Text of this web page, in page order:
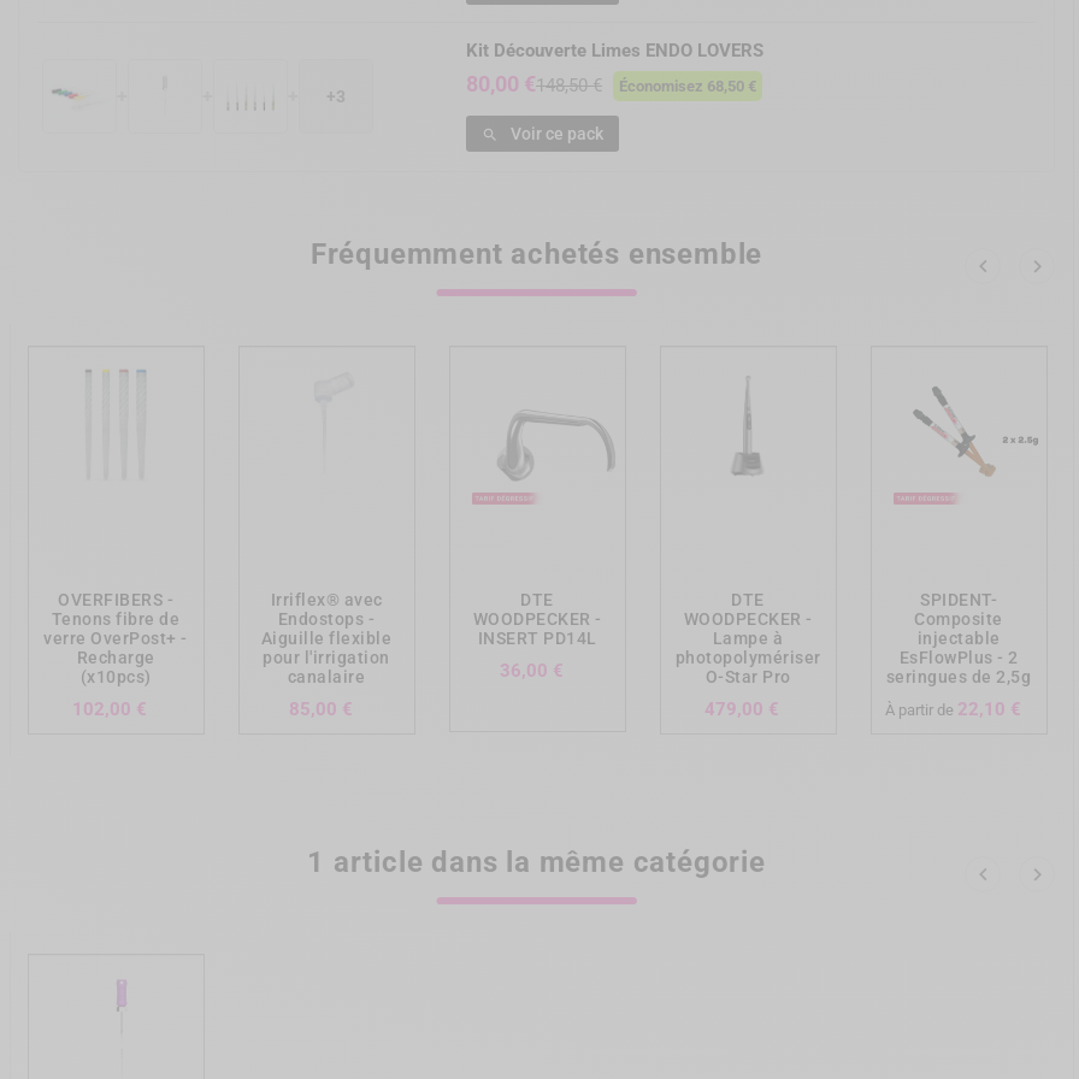
+3
Kit Découverte Limes ENDO LOVERS
80,00 €148,50 € Économisez 68,50 €
 Voir ce pack
Fréquemment achetés ensemble  
OVERFIBERS -
Tenons fibre de
verre OverPost+ -
Recharge
(x10pcs)
102,00 €
Irriflex® avec
Endostops -
Aiguille flexible
pour l'irrigation
canalaire
85,00 €
DTE
WOODPECKER -
INSERT PD14L
36,00 €
DTE
WOODPECKER -
Lampe à
photopolymériser
O-Star Pro
479,00 €
SPIDENT-
Composite
injectable
EsFlowPlus - 2
seringues de 2,5g
À partir de 22,10 €
1 article dans la même catégorie  